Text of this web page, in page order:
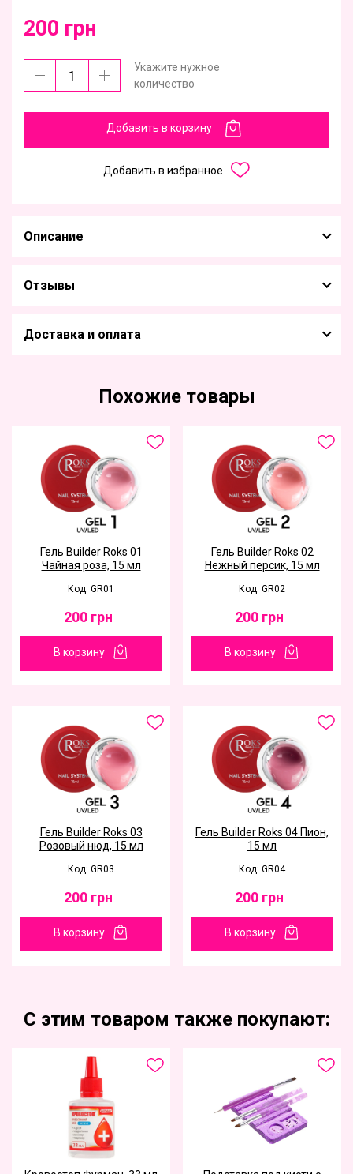
200 грн
Укажите нужное
количество
Добавить в корзину
Добавить в избранное
Описание
Отзывы
Доставка и оплата
Похожие товары
Гель Builder Roks 01
Чайная роза, 15 мл
Код: GR01
200 грн
В корзину
Гель Builder Roks 02
Нежный персик, 15 мл
Код: GR02
200 грн
В корзину
Гель Builder Roks 03
Розовый нюд, 15 мл
Код: GR03
200 грн
В корзину
Гель Builder Roks 04 Пион,
15 мл
Код: GR04
200 грн
В корзину
С этим товаром также покупают: